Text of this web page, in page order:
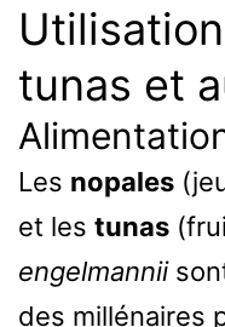
tunas et
Les nopales
et les tunas
engelmannii
des millénaires